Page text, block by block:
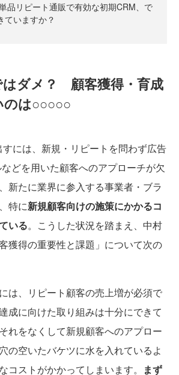
品リピート通販で有効な初期CRM、で
ていますか？
はダメ？ 顧客獲得・育成
のは○○○○○
には、新規・リピートを問わず広告
どを用いた顧客へのアプローチが欠
新たに業界に参入する事業者・ブラ
特に新規顧客向けの施策にかかるコ
いる。こうした状況を踏まえ、中村
獲得の重要性と課題」について次の
は、リピート顧客の売上増が必須で
成に向けた取り組みは十分にできて
れをなくして新規顧客へのアプロー
の空いたバケツに水を入れているよ
コストがかかってしまいます。
まず